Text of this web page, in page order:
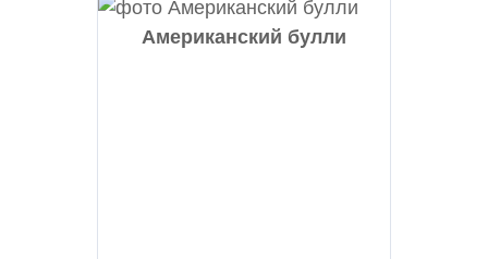
Американский булли